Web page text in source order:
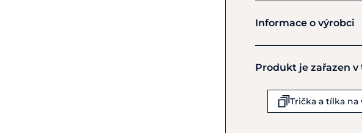
Tommy
Informace o výrobci
Tommy Equestrian by
Bönirainstrasse 9
Thalwil-Zurich
Produkt je zařazen
Trička a tílka na